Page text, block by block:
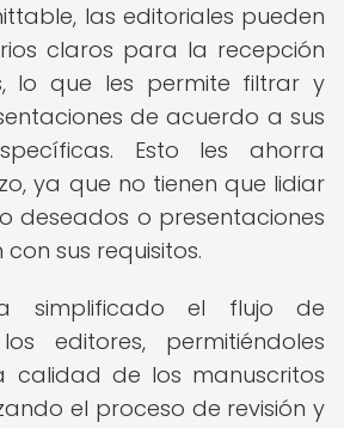
las editoriales pueden
claros para la recepción
lo que les permite filtrar y
de acuerdo a sus
Esto les ahorra
ya que no tienen que lidiar
deseados o presentaciones
sus requisitos.
simplificado el flujo de
editores, permitiéndoles
calidad de los manuscritos
el proceso de revisión y